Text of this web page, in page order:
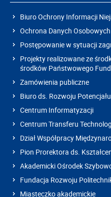
Biuro Ochrony Informacji
Ochrona Danych Osobowych
Postępowanie w sytuacji
Projekty realizowane ze
środków Państwowego
Zamówienia publiczne
Biuro ds. Rozwoju
Centrum Informatyzacji
Centrum Transferu
Dział Współpracy
Pion Prorektora ds.
Akademicki Ośrodek
Fundacja Rozwoju
Miasteczko akademickie